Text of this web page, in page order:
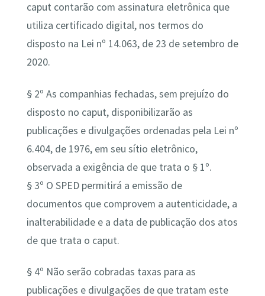
caput contarão com assinatura eletrônica que
utiliza certificado digital, nos termos do
disposto na Lei nº 14.063, de 23 de setembro de
2020.
§ 2º As companhias fechadas, sem prejuízo do
disposto no caput, disponibilizarão as
publicações e divulgações ordenadas pela Lei nº
6.404, de 1976, em seu sítio eletrônico,
observada a exigência de que trata o § 1º.
§ 3º O SPED permitirá a emissão de
documentos que comprovem a autenticidade, a
inalterabilidade e a data de publicação dos atos
de que trata o caput.
§ 4º Não serão cobradas taxas para as
publicações e divulgações de que tratam este